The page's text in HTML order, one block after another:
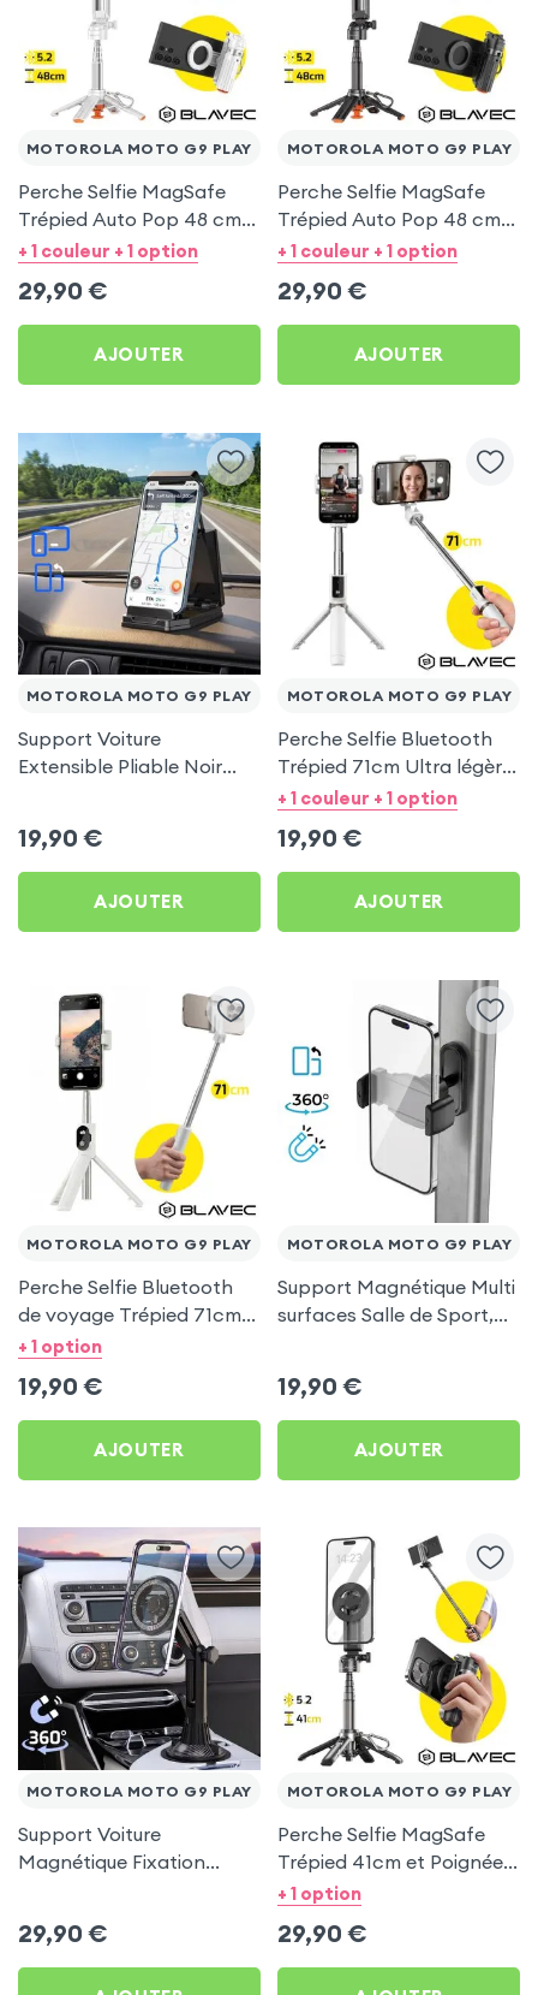
MOTOROLA MOTO G9 PLAY
Perche Selfie MagSafe
Trépied Auto Pop 48 cm
Blanc pour Motorola
+ 1 couleur + 1 option
29,90 €
AJOUTER
MOTOROLA MOTO G9 PLAY
Perche Selfie MagSafe
Trépied Auto Pop 48 cm
Noir pour Motorola Moto
+ 1 couleur + 1 option
29,90 €
AJOUTER
MOTOROLA MOTO G9 PLAY
Support Voiture
Extensible Pliable Noir
19,90 €
AJOUTER
MOTOROLA MOTO G9 PLAY
Perche Selfie Bluetooth
Trépied 71cm Ultra légère
Blanc pour Motorola
+ 1 couleur + 1 option
19,90 €
AJOUTER
MOTOROLA MOTO G9 PLAY
Perche Selfie Bluetooth
de voyage Trépied 71cm -
Blanc pour Motorola
+ 1 option
19,90 €
AJOUTER
MOTOROLA MOTO G9 PLAY
Support Magnétique Multi
surfaces Salle de Sport,
19,90 €
AJOUTER
MOTOROLA MOTO G9 PLAY
Support Voiture
Magnétique Fixation
29,90 €
MOTOROLA MOTO G9 PLAY
Perche Selfie MagSafe
Trépied 41cm et Poignée
Grip - Noir pour Motorola
+ 1 option
29,90 €